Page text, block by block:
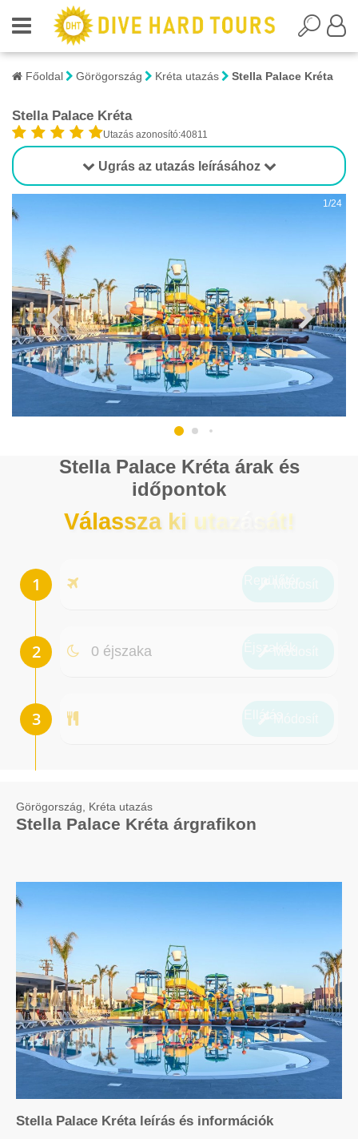
Főoldal Görögország Kréta utazás Stella Palace Kréta
Stella Palace Kréta
Utazás azonosító:40811
Ugrás az utazás leírásához
1/24
Stella Palace Kréta árak és
időpontok
Válassza ki utazását!
0 éjszaka
Görögország, Kréta utazás
Stella Palace Kréta árgrafikon
Stella Palace Kréta leírás és információk